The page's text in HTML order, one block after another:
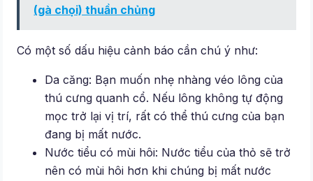
(gà chọi) thuần chủng
Có một số dấu hiệu cảnh báo cần chú ý như:
Da căng: Bạn muốn nhẹ nhàng véo lông của
thú cưng quanh cổ. Nếu lông không tự động
mọc trở lại vị trí, rất có thể thú cưng của bạn
đang bị mất nước.
Nước tiểu có mùi hôi: Nước tiểu của thỏ sẽ trở
nên có mùi hôi hơn khi chúng bị mất nước